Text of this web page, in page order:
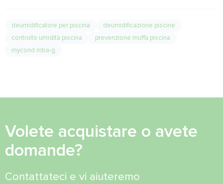
deumidificatore per piscina
deumidificazione piscine
controllo umidità piscina
prevenzione muffa piscina
mycond mba-g
Volete acquistare o avete
domande?
Contattateci e vi aiuteremo